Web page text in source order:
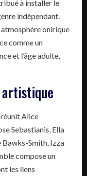
à installer le
indépendant.
onirique
comme un
et l’âge adulte,
Alice
Sebastianis, Ella
Bawks-Smith, Izza
compose un
les liens